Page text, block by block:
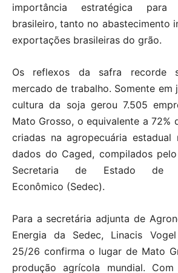
importância estratégica para
brasileiro, tanto no abastecimento
exportações brasileiras do grão.
Os reflexos da safra recorde
mercado de trabalho. Somente em
cultura da soja gerou 7.505
Mato Grosso, o equivalente a 72%
criadas na agropecuária estadual
dados do Caged, compilados
Secretaria de Estado de
Econômico (Sedec).
Para a secretária adjunta de
Energia da Sedec, Linacis
25/26 confirma o lugar de Mato
produção agrícola mundial.